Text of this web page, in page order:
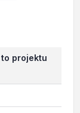
projektu